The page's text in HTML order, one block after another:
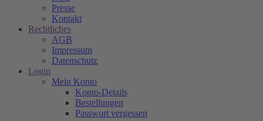
Presse
Kontakt
Rechtliches
AGB
Impressum
Datenschutz
Login
Mein Konto
Konto-Details
Bestellungen
Passwort vergessen